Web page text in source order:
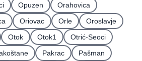
Opuzen
Orahovica
Oriovac Orle
Oroslavje
Otok Otok1
Otrić-Seoci
Pakrac
Pašman